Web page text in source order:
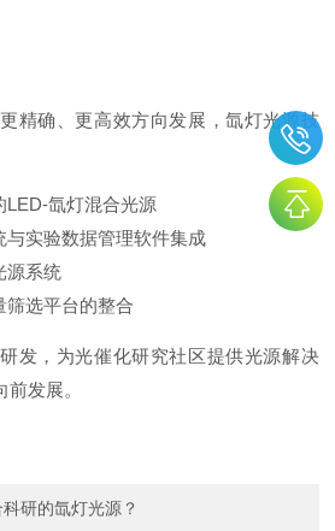
精确、更高效方向发展，氙灯光源技
LED-氙灯混合光源
与实验数据管理软件集成
源系统
筛选平台的整合
发，为光催化研究社区提供光源解决
发展。
研的氙灯光源？